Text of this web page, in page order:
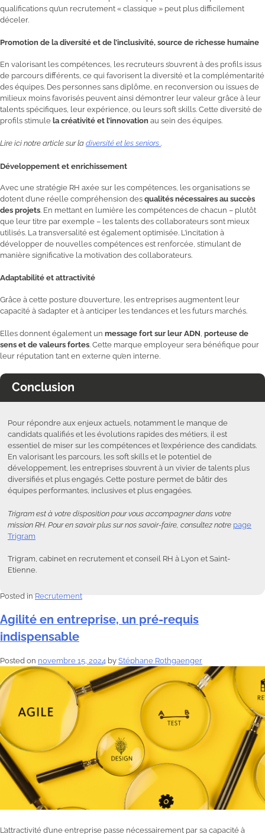
qualifications qu’un recrutement « classique » peut plus difficilement
déceler.
Promotion de la diversité et de l’inclusivité, source de richesse humaine
En valorisant les compétences, les recruteurs s’ouvrent à des profils issus
de parcours différents, ce qui favorisent la diversité et la complémentarité
des équipes. Des personnes sans diplôme, en reconversion ou issues de
milieux moins favorisés peuvent ainsi démontrer leur valeur grâce à leur
talents spécifiques, leur expérience, ou leurs soft skills. Cette diversité de
profils stimule la créativité et l’innovation au sein des équipes.
Lire ici notre article sur la diversité et les seniors .
Développement et enrichissement
Avec une stratégie RH axée sur les compétences, les organisations se
dotent d’une réelle compréhension des qualités nécessaires au succès
des projets. En mettant en lumière les compétences de chacun – plutôt
que leur titre par exemple – les talents des collaborateurs sont mieux
utilisés. La transversalité est également optimisée. L’incitation à
développer de nouvelles compétences est renforcée, stimulant de
manière significative la motivation des collaborateurs.
Adaptabilité et attractivité
Grâce à cette posture d’ouverture, les entreprises augmentent leur
capacité à s’adapter et à anticiper les tendances et les futurs marchés.
Elles donnent également un message fort sur leur ADN, porteuse de
sens et de valeurs fortes. Cette marque employeur sera bénéfique pour
leur réputation tant en externe qu’en interne.
Conclusion
Pour répondre aux enjeux actuels, notamment le manque de
candidats qualifiés et les évolutions rapides des métiers, il est
essentiel de miser sur les compétences et l’expérience des candidats.
En valorisant les parcours, les soft skills et le potentiel de
développement, les entreprises s’ouvrent à un vivier de talents plus
diversifiés et plus engagés. Cette posture permet de bâtir des
équipes performantes, inclusives et plus engagées.
Trigram est à votre disposition pour vous accompagner dans votre
mission RH. Pour en savoir plus sur nos savoir-faire, consultez notre page
Trigram
Trigram, cabinet en recrutement et conseil RH à Lyon et Saint-
Etienne.
Posted in Recrutement
Agilité en entreprise, un pré-requis
indispensable
Posted on novembre 15, 2024 by Stéphane Rothgaenger
L’attractivité d’une entreprise passe nécessairement par sa capacité à